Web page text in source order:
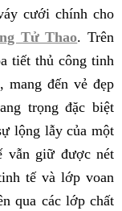
cưới chính cho
Tử Thao. Trên
tiết thủ công tinh
mang đến vẻ đẹp
trọng đặc biệt
lộng lẫy của một
vẫn giữ được nét
tế và lớp voan
qua các lớp chất